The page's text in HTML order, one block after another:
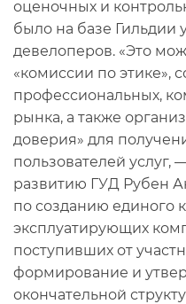
оценочных и
было на базе Гильдии
девелоперов. «Это
«комиссии по этике»,
профессиональных,
рынка, а также
доверия» для
пользователей услуг,
развитию ГУД Рубен
по созданию единого
эксплуатирующих
поступивших от
формирование и
окончательной